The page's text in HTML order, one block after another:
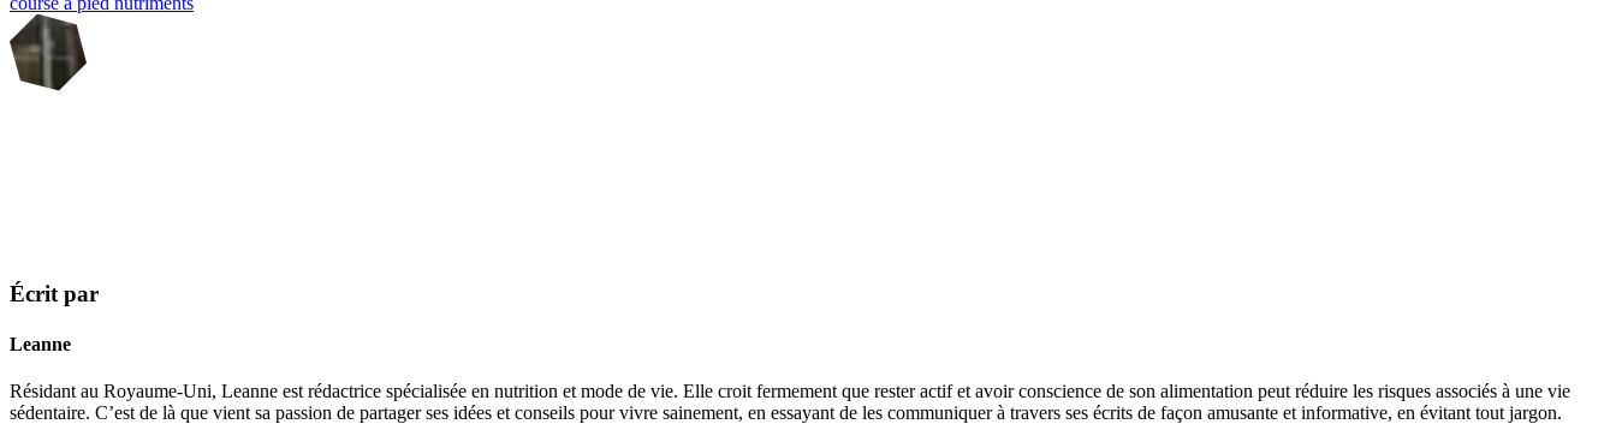
Écrit par
Leanne
Résidant au Royaume-Uni, Leanne est rédactrice spécialisée en nutrition et mode de vie. Elle croit fermement que rester actif et avoir conscience de son alimentation peut réduire les risques associés à une vie
sédentaire. C’est de là que vient sa passion de partager ses idées et conseils pour vivre sainement, en essayant de les communiquer à travers ses écrits de façon amusante et informative, en évitant tout jargon.